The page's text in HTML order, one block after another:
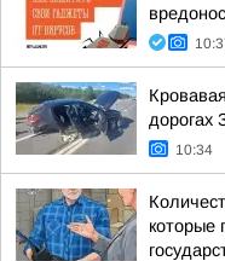
дорогах
10:34
которые